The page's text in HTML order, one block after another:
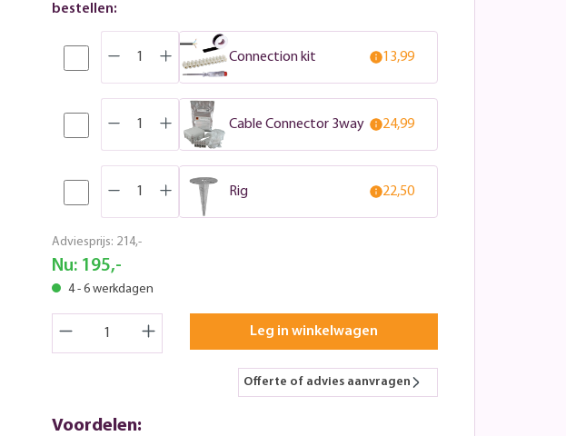
bestellen:
Connection kit 13,99
Cable Connector 3way 24,99
Rig 22,50
Adviesprijs: 214,-
Nu: 195,-
4 - 6 werkdagen
Leg in winkelwagen
Offerte of advies aanvragen
Voordelen: